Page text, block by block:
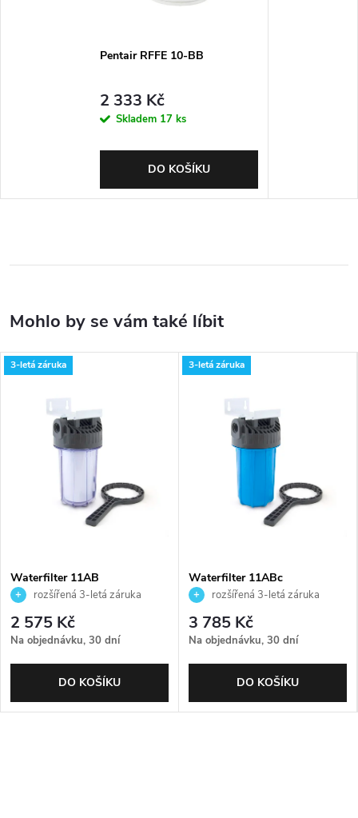
Pentair RFFE 10-BB
2 333 Kč
Skladem 17 ks
DO KOŠÍKU
3-letá záruka
Waterfilter 11AB
rozšířená 3-letá záruka
2 575 Kč
Na objednávku, 30 dní
DO KOŠÍKU
3-letá záruka
Waterfilter 11ABc
rozšířená 3-letá záruka
3 785 Kč
Na objednávku, 30 dní
DO KOŠÍKU